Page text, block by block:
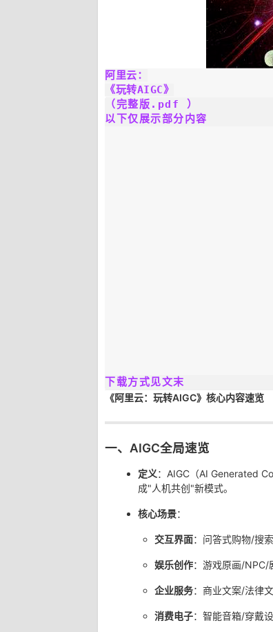
阿里云：
《玩转AIGC》
（完整版.pdf ）
以下仅展示部分内容
下载方式见文末
《阿里云：玩转AIGC》核心内容速览
一、AIGC全局速览
定义：AIGC（AI Generated
成"人机共创"新模式。
核心场景：
交互界面：问答式购物/搜
娱乐创作：游戏原画/NPC/
企业服务：商业文案/法律
消费电子：智能音箱/穿戴